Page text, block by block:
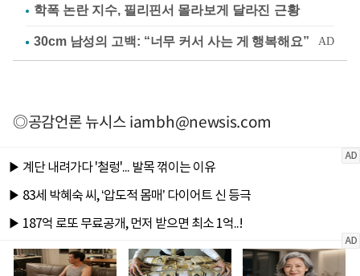
학폭 논란 지수, 필리핀서 몰라보게 달라진 근황
◎공감언론 뉴시스iambh@newsis.com